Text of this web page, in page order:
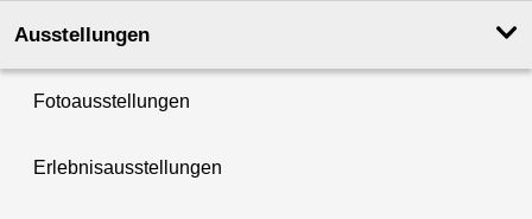
Ausstellungen
Fotoausstellungen
Erlebnisausstellungen